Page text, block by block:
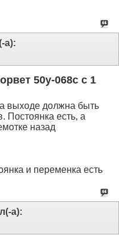
а):
50у-068с с 1
выходе должна быть
Постоянка есть, а
назад
и переменка есть
а):